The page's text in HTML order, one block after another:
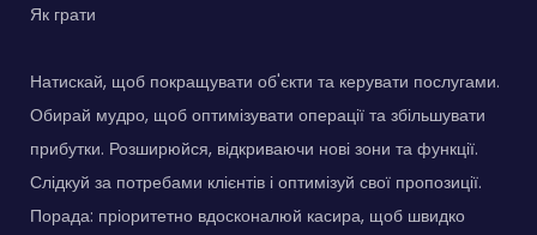
Як грати
Натискай, щоб покращувати об'єкти та керувати послугами.
Обирай мудро, щоб оптимізувати операції та збільшувати
прибутки. Розширюйся, відкриваючи нові зони та функції.
Слідкуй за потребами клієнтів і оптимізуй свої пропозиції.
Порада: пріоритетно вдосконалюй касира, щоб швидко